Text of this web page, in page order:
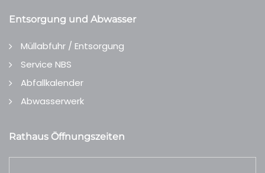
Entsorgung und Abwasser
Müllabfuhr / Entsorgung
Service NBS
Abfallkalender
Abwasserwerk
Rathaus Öffnungszeiten